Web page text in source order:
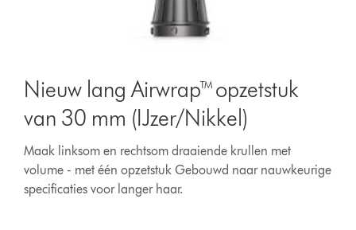
Nieuw lang Airwrap™ opzetstuk
van 30 mm (IJzer/Nikkel)
Maak linksom en rechtsom draaiende krullen met
volume - met één opzetstuk Gebouwd naar nauwkeurige
specificaties voor langer haar.